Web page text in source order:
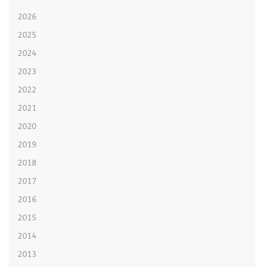
2026
2025
2024
2023
2022
2021
2020
2019
2018
2017
2016
2015
2014
2013